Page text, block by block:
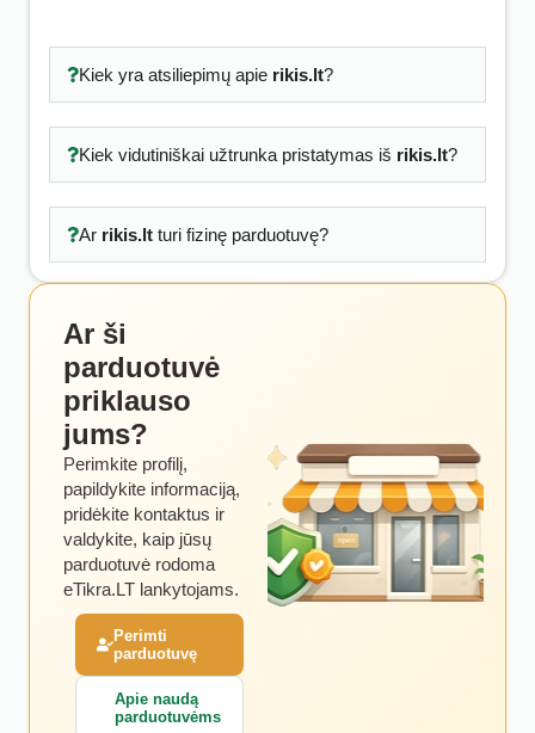
Kiek yra atsiliepimų apie rikis.lt?
Kiek vidutiniškai užtrunka pristatymas iš rikis.lt?
Ar rikis.ltturi fizinę parduotuvę?
Ar ši
parduotuvė
priklauso
jums?
Perimkite profilį,
papildykite informaciją,
pridėkite kontaktus ir
valdykite, kaip jūsų
parduotuvė rodoma
eTikra.LT lankytojams.
Perimti
parduotuvę
Apie naudą
parduotuvėms